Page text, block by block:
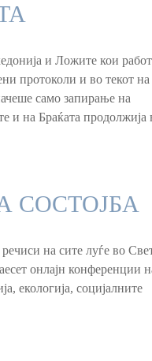
и Ложите кои
протоколи и во текот
само запирање на
и на Браќата продолжија
СОСТОЈБА
на сите луѓе во
онлајн конференции
екологија, социјалните